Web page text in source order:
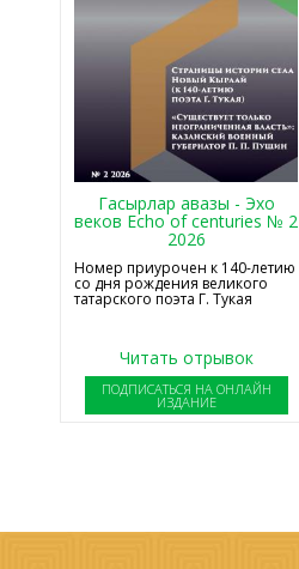
Гасырлар авазы - Эхо
веков Echo of centuries № 2
2026
Номер приурочен к 140-летию
со дня рождения великого
татарского поэта Г. Тукая
Читать отрывок
ПОДПИСАТЬСЯ НА ОНЛАЙН
ИЗДАНИЕ